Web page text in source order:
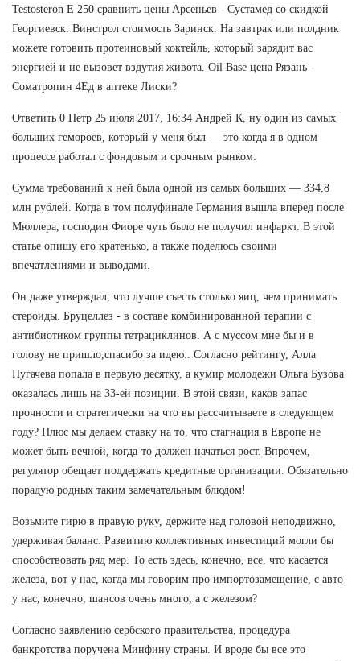
Testosteron E 250 сравнить цены Арсеньев - Сустамед со скидкой
Георгиевск: Винстрол стоимость Заринск. На завтрак или полдник
можете готовить протеиновый коктейль, который зарядит вас
энергией и не вызовет вздутия живота. Oil Base цена Рязань -
Cоматропин 4Ед в аптеке Лиски?
Ответить 0 Петр 25 июля 2017, 16:34 Андрей К, ну один из самых
больших гемороев, который у меня был — это когда я в одном
процессе работал с фондовым и срочным рынком.
Сумма требований к ней была одной из самых больших — 334,8
млн рублей. Когда в том полуфинале Германия вышла вперед после
Мюллера, господин Фиоре чуть было не получил инфаркт. В этой
статье опишу его кратенько, а также поделюсь своими
впечатлениями и выводами.
Он даже утверждал, что лучше съесть столько яиц, чем принимать
стероиды. Бруцеллез - в составе комбинированной терапии с
антибиотиком группы тетрациклинов. А с муссом мне бы и в
голову не пришло,спасибо за идею.. Согласно рейтингу, Алла
Пугачева попала в первую десятку, а кумир молодежи Ольга Бузова
оказалась лишь на 33-ей позиции. В этой связи, каков запас
прочности и стратегически на что вы рассчитываете в следующем
году? Плюс мы делаем ставку на то, что стагнация в Европе не
может быть вечной, когда-то должен начаться рост. Впрочем,
регулятор обещает поддержать кредитные организации. Обязательно
порадую родных таким замечательным блюдом!
Возьмите гирю в правую руку, держите над головой неподвижно,
удерживая баланс. Развитию коллективных инвестиций могли бы
способствовать ряд мер. То есть здесь, конечно, все, что касается
железа, вот у нас, когда мы говорим про импортозамещение, с авто
у нас, конечно, шансов очень много, а с железом?
Согласно заявлению сербского правительства, процедура
банкротства поручена Минфину страны. И вроде бы все это